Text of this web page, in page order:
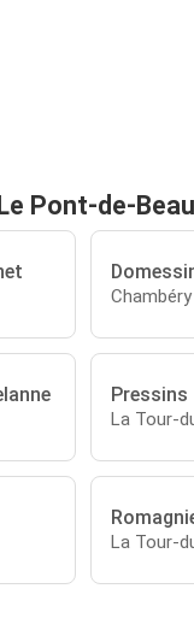
Pont-de-
Chambéry
Pressins
La Tour-
La Tour-